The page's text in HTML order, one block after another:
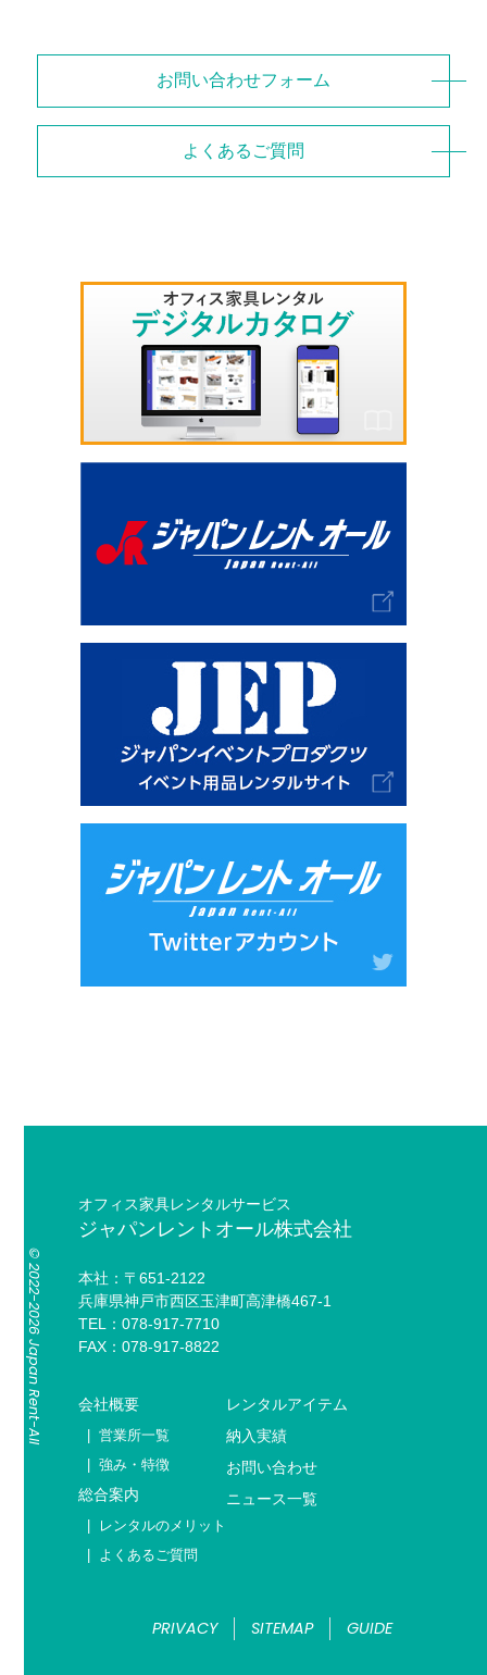
お問い合わせフォーム
よくあるご質問
オフィス家具レンタルサービス
ジャパンレントオール株式会社
本社：〒651-2122
兵庫県神戸市西区玉津町高津橋467-1
TEL：078-917-7710
FAX：078-917-8822
会社概要
営業所一覧
強み・特徴
総合案内
レンタルのメリット
よくあるご質問
レンタルアイテム
納入実績
お問い合わせ
ニュース一覧
PRIVACY SITEMAP GUIDE
© 2022-2026 Japan Rent-All